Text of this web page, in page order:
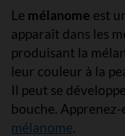
Le mélanome est
apparaît dans les
produisant la
leur couleur à la
Il peut se
bouche.
mélanome.